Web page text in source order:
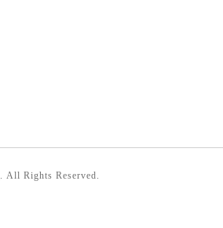
. All Rights Reserved.